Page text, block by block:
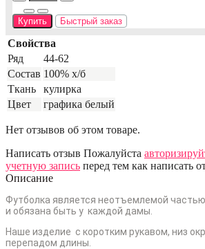
Купить Быстрый заказ
Свойства
Ряд
44-62
Состав 100% х/б
Ткань
кулирка
Цвет
графика белый
Нет отзывов об этом товаре.
Написать отзыв Пожалуйста
учетную запись перед тем как написать
Описание
Футболка является неотъемлемой
и обязана быть у каждой дамы.
Наше изделие с коротким рукавом, низ
перепадом длины.